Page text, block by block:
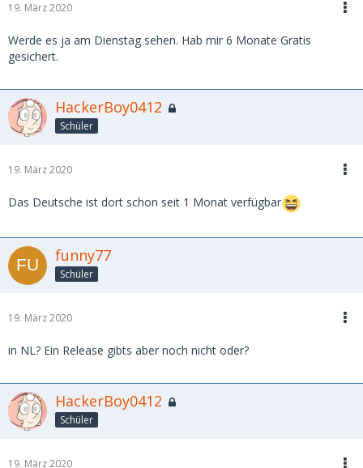
19. März 2020
Werde es ja am Dienstag sehen. Hab mir 6 Monate Gratis
gesichert.
HackerBoy0412
Schüler
19. März 2020
Das Deutsche ist dort schon seit 1 Monat verfügbar
funny77
Schüler
19. März 2020
in NL? Ein Release gibts aber noch nicht oder?
HackerBoy0412
Schüler
19. März 2020